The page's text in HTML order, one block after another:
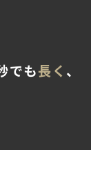
でも長く 、